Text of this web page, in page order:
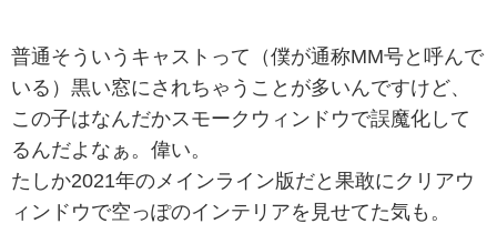
普通そういうキャストって（僕が通称MM号と呼んで
いる）黒い窓にされちゃうことが多いんですけど、
この子はなんだかスモークウィンドウで誤魔化して
るんだよなぁ。偉い。
たしか2021年のメインライン版だと果敢にクリアウ
ィンドウで空っぽのインテリアを見せてた気も。